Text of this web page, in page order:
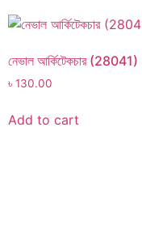
নেভাল আর্কিটেকচার (28041)
৳ 130.00
Add to cart